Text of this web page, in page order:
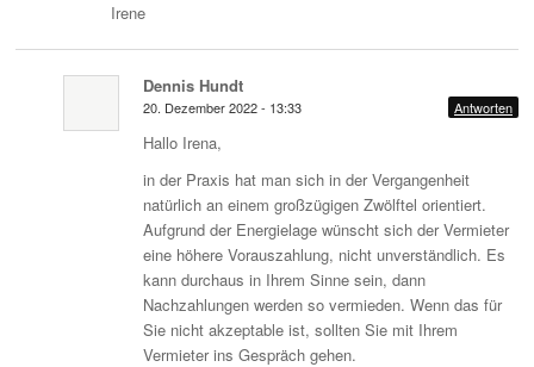
Irene
Dennis Hundt
20. Dezember 2022 - 13:33 Antworten
Hallo Irena,
in der Praxis hat man sich in der Vergangenheit
natürlich an einem großzügigen Zwölftel orientiert.
Aufgrund der Energielage wünscht sich der Vermieter
eine höhere Vorauszahlung, nicht unverständlich. Es
kann durchaus in Ihrem Sinne sein, dann
Nachzahlungen werden so vermieden. Wenn das für
Sie nicht akzeptable ist, sollten Sie mit Ihrem
Vermieter ins Gespräch gehen.